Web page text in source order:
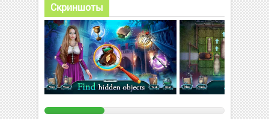
Скриншоты